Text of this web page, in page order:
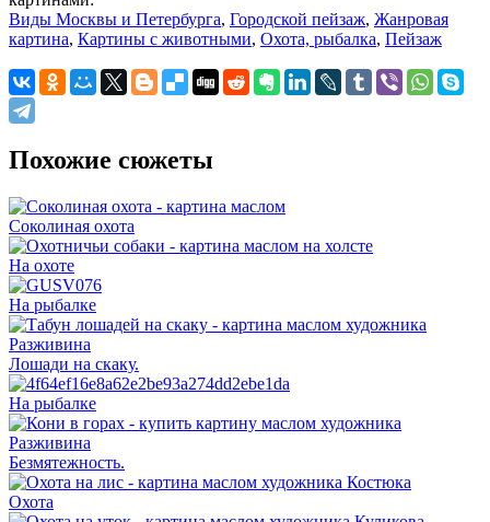
Виды Москвы и Петербурга, Городской пейзаж, Жанровая
картина, Картины с животными, Охота, рыбалка, Пейзаж
Похожие сюжеты
Соколиная охота
На охоте
На рыбалке
Лошади на скаку.
На рыбалке
Безмятежность.
Охота